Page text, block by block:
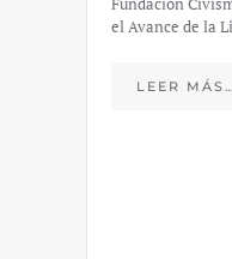
el Avance de la
LEER MÁS…